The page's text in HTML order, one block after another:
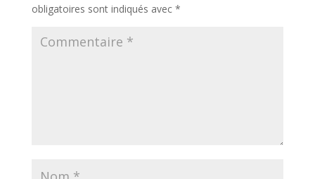
obligatoires sont indiqués avec *